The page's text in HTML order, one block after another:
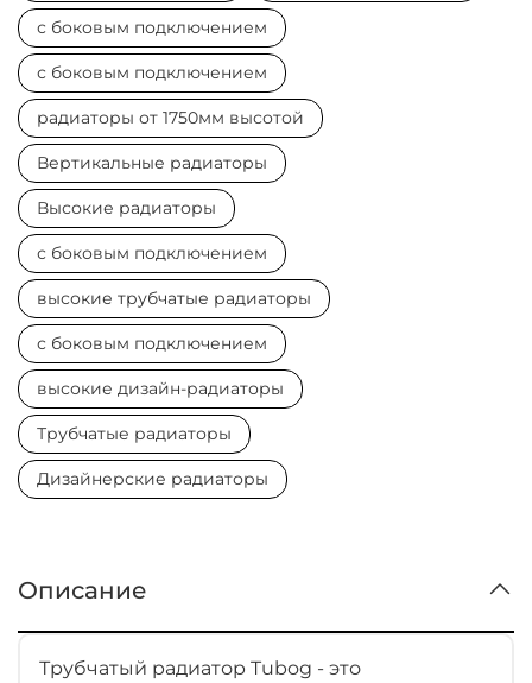
с боковым подключением
с боковым подключением
радиаторы от 1750мм высотой
Вертикальные радиаторы
Высокие радиаторы
с боковым подключением
высокие трубчатые радиаторы
с боковым подключением
высокие дизайн-радиаторы
Трубчатые радиаторы
Дизайнерские радиаторы
Описание
Трубчатый радиатор Tubog - это